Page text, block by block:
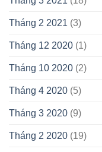
Tháng 2 2021 (3)
Tháng 12 2020 (1)
Tháng 10 2020 (2)
Tháng 4 2020 (5)
Tháng 3 2020 (9)
Tháng 2 2020 (19)